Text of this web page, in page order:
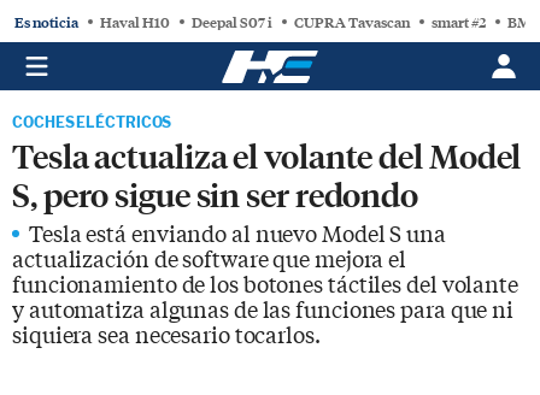
Es noticia Haval H10 Deepal S07 i CUPRA Tavascan smart #2
COCHES ELÉCTRICOS
Tesla actualiza el volante del Model
S, pero sigue sin ser redondo
Tesla está enviando al nuevo Model S una
actualización de software que mejora el
funcionamiento de los botones táctiles del volante
y automatiza algunas de las funciones para que ni
siquiera sea necesario tocarlos.